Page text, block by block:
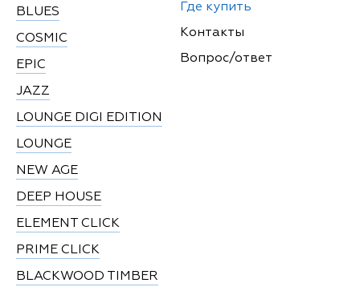
BLUES
COSMIC
EPIC
JAZZ
LOUNGE DIGI EDITION
LOUNGE
NEW AGE
DEEP HOUSE
ELEMENT CLICK
PRIME CLICK
BLACKWOOD TIMBER
Где купить
Контакты
Вопрос/ответ